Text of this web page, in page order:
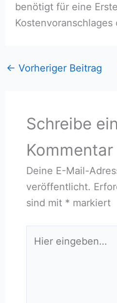
benötigt für eine
Kostenvoranschlages
← Vorheriger Beitrag
Schreibe
Kommentar
Deine E-Mail-
veröffentlicht.
sind mit * markiert
eingeben…